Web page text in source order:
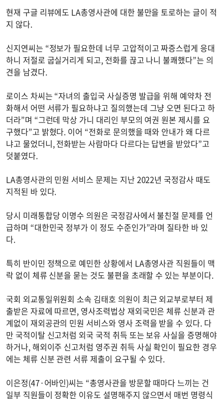
현재 구글 리뷰에도 LA총영사관에 대한 불만을 토로하는 글이 적
지 않다.
신지연씨는 “정보가 필요한데 너무 고압적이고 짜증스럽게 응대
하니 저절로 굽실거리게 되고, 전화를 끊고 나니 불쾌했다”는 의
견을 남겼다.
로이스 차씨는 “자녀의 출입국 사실증명 발급을 위해 예약차 전
화해서 어떤 서류가 필요하냐고 질의했는데 그냥 오면 된다고 하
더라”며 “그런데 막상 가니 대리인 부모의 여권 원본 제시를 요
구했다”고 밝혔다. 이어 “전화로 문의했을 때와 안내가 왜 다르
냐고 물었더니, 전화받는 사람마다 다르다는 답변을 받았다”고
덧붙였다.
LA총영사관의 민원 서비스 문제는 지난 2022년 국정감사 때도
지적된 바 있다.
당시 미래통합당 이명수 의원은 국정감사에서 불친절 문제를 언
급하며 “대한민국 정부가 이 정도 수준인가”라며 질타한 바 있
다.
특히 반이민 정책으로 예민한 상황에서 LA총영사관 직원들이 맥
락 없이 체류 신분을 묻는 것도 불편을 초래할 수 있는 부분이다.
국회 외교통일위원회 소속 김태호 의원이 최근 외교부로부터 제
출받은 자료에 따르면, 영사조력법상 재외국민은 체류 신분과 관
계없이 재외공관의 민원 서비스와 영사 조력을 받을 수 있다. 다
만 국적이탈 신고처럼 외국 국적 취득 또는 보유 사실을 증명해야
하거나, 해외이주 신고처럼 영주권 취득 사실 확인이 필요한 경우
에는 체류 신분 관련 서류 제출이 요구될 수 있다.
이은정(47·어바인)씨는 “총영사관을 방문할 때마다 느끼는 건
일부 직원들이 정확한 이유도 설명해주지 않으면서 매번 명령식